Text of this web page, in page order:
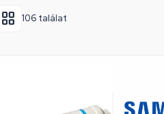
106 találat